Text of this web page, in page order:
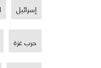
إسرائيل
حرب غزة